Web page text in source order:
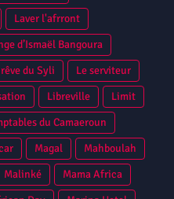
Laver l'afrront
d’Ismaël Bangoura
du Syli
Le serviteur
Libreville
Limit
du Camaeroun
Magal
Mahboulah
Malinké
Mama Africa